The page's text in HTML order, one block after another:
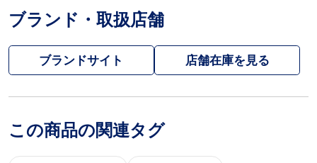
ブランド・取扱店舗
ブランドサイト
この商品の関連タグ